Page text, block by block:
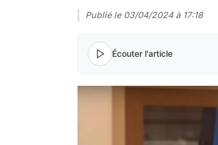
Publié le 03/04/2024 à 17:18
Écouter l'article